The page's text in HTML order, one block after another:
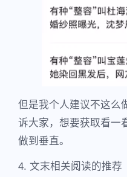
但是我个人建议不这么
诉大家，想要获取看一
做到垂直。
4. 文末相关阅读的推荐